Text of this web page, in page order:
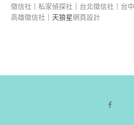
徵信社 ｜私家偵探社 台北徵信社 台
高雄徵信社 ｜天狼星網頁設計